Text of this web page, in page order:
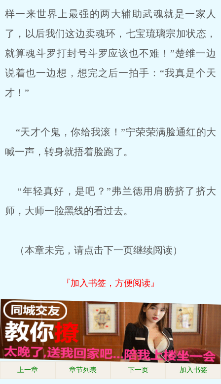
样一来世界上最强的两大辅助武魂就是一家人
了，以后我们这边卖魂环，七宝琉璃宗加状态，
就算魂斗罗打封号斗罗应该也不难！”楚维一边
说着也一边想，想完之后一拍手：“我真是个天
才！”
“天才个鬼，你给我滚！”宁荣荣满脸通红的大
喊一声，转身就捂着脸跑了。
“年轻真好，是吧？”弗兰德用肩膀挤了挤大
师，大师一脸黑线的看过去。
（本章未完，请点击下一页继续阅读）
『加入书签，方便阅读』
上一章 章节列表 下一页 加入书签